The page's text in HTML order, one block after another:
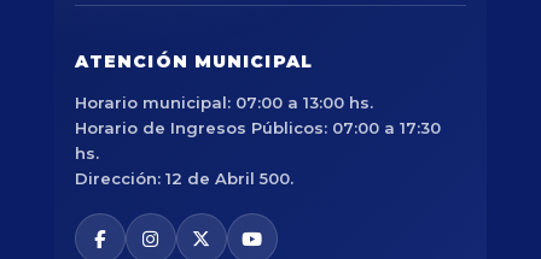
ATENCIÓN MUNICIPAL
Horario municipal: 07:00 a 13:00 hs.
Horario de Ingresos Públicos: 07:00 a 17:30
hs.
Dirección: 12 de Abril 500.